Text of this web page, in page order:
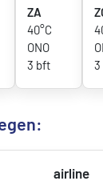
ZA
40°C
ONO
3 bft
airline